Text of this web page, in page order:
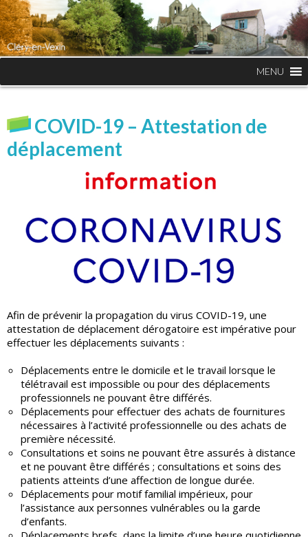
MENU
COVID-19 – Attestation de
déplacement
Afin de prévenir la propagation du virus COVID-19, une
attestation de déplacement dérogatoire est impérative pour
effectuer les déplacements suivants :
Déplacements entre le domicile et le travail lorsque le
télétravail est impossible ou pour des déplacements
professionnels ne pouvant être différés.
Déplacements pour effectuer des achats de fournitures
nécessaires à l’activité professionnelle ou des achats de
première nécessité.
Consultations et soins ne pouvant être assurés à distance
et ne pouvant être différés ; consultations et soins des
patients atteints d’une affection de longue durée.
Déplacements pour motif familial impérieux, pour
l’assistance aux personnes vulnérables ou la garde
d’enfants.